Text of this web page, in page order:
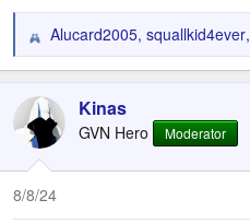
R
e
c
t
o
n
Alucard2005, squallkid4ever,
Kinas
GVN Hero Moderator
8/8/24